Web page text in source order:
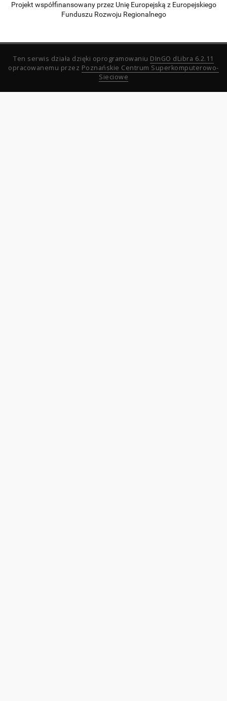
Projekt współfinansowany przez Unię Europejską z Europejskiego
Funduszu Rozwoju Regionalnego
Ten serwis działa dzięki oprogramowaniu DInGO dLibra 6.2.11
opracowanemu przez Poznańskie Centrum Superkomputerowo-
Sieciowe